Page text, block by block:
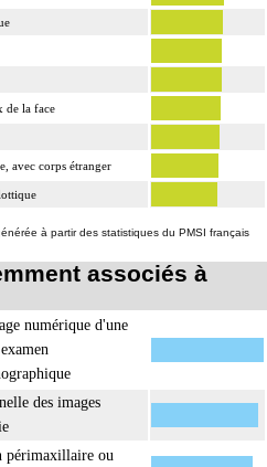
de la face
avec corps étranger
à partir des statistiques du PMSI français
associés à
numérique d'une
des images
périmaxillaire ou